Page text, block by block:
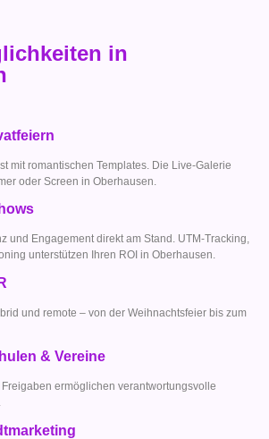
in
mit romantischen Templates. Die Live-Galerie
oder Screen in Oberhausen.
und Engagement direkt am Stand. UTM-Tracking,
unterstützen Ihren ROI in Oberhausen.
und remote – von der Weihnachtsfeier bis zum
& Vereine
ermöglichen verantwortungsvolle